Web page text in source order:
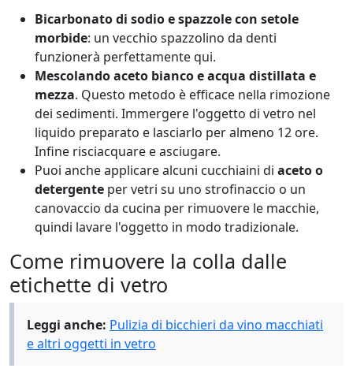
Bicarbonato di sodio e spazzole con setole
morbide: un vecchio spazzolino da denti
funzionerà perfettamente qui.
Mescolando aceto bianco e acqua distillata e
mezza. Questo metodo è efficace nella rimozione
dei sedimenti. Immergere l'oggetto di vetro nel
liquido preparato e lasciarlo per almeno 12 ore.
Infine risciacquare e asciugare.
Puoi anche applicare alcuni cucchiaini di aceto o
detergente per vetri su uno strofinaccio o un
canovaccio da cucina per rimuovere le macchie,
quindi lavare l'oggetto in modo tradizionale.
Come rimuovere la colla dalle
etichette di vetro
Leggi anche: Pulizia di bicchieri da vino macchiati
e altri oggetti in vetro